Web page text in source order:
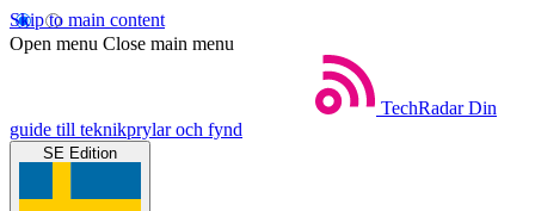
Skip to main content
Open menu Close main menu
TechRadar Din
guide till teknikprylar och fynd
SE Edition